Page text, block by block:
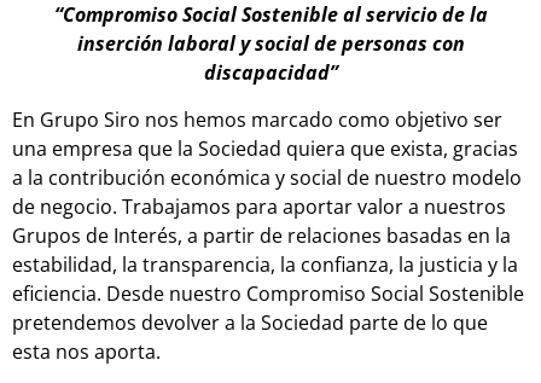
“Compromiso Social Sostenible al servicio de la
inserción laboral y social de personas con
discapacidad”
En Grupo Siro nos hemos marcado como objetivo ser
una empresa que la Sociedad quiera que exista, gracias
a la contribución económica y social de nuestro modelo
de negocio. Trabajamos para aportar valor a nuestros
Grupos de Interés, a partir de relaciones basadas en la
estabilidad, la transparencia, la confianza, la justicia y la
eficiencia. Desde nuestro Compromiso Social Sostenible
pretendemos devolver a la Sociedad parte de lo que
esta nos aporta.